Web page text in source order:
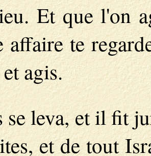
Et que l'on
affaire te
agis.
leva, et il fit
et de tout